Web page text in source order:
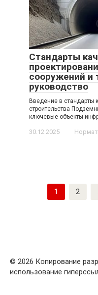
Стандарты
сооружений и
руководство
Введение в стандарты
строительства
ключевые объекты
30.12.2025
1 2
© 2026 Копирование
использование